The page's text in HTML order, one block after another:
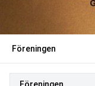
Föreningen